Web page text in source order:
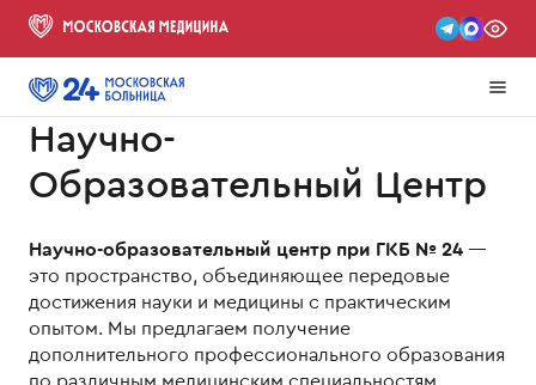
Научно-
Образовательный Центр
Научно-образовательный центр при ГКБ № 24—
это пространство, объединяющее передовые
достижения науки и медицины с практическим
опытом. Мы предлагаем получение
дополнительного профессионального образования